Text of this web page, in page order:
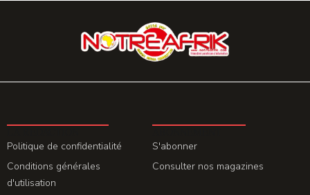
Politique de confidentialité
Conditions générales
d'utilisation
S'abonner
Consulter nos magazines